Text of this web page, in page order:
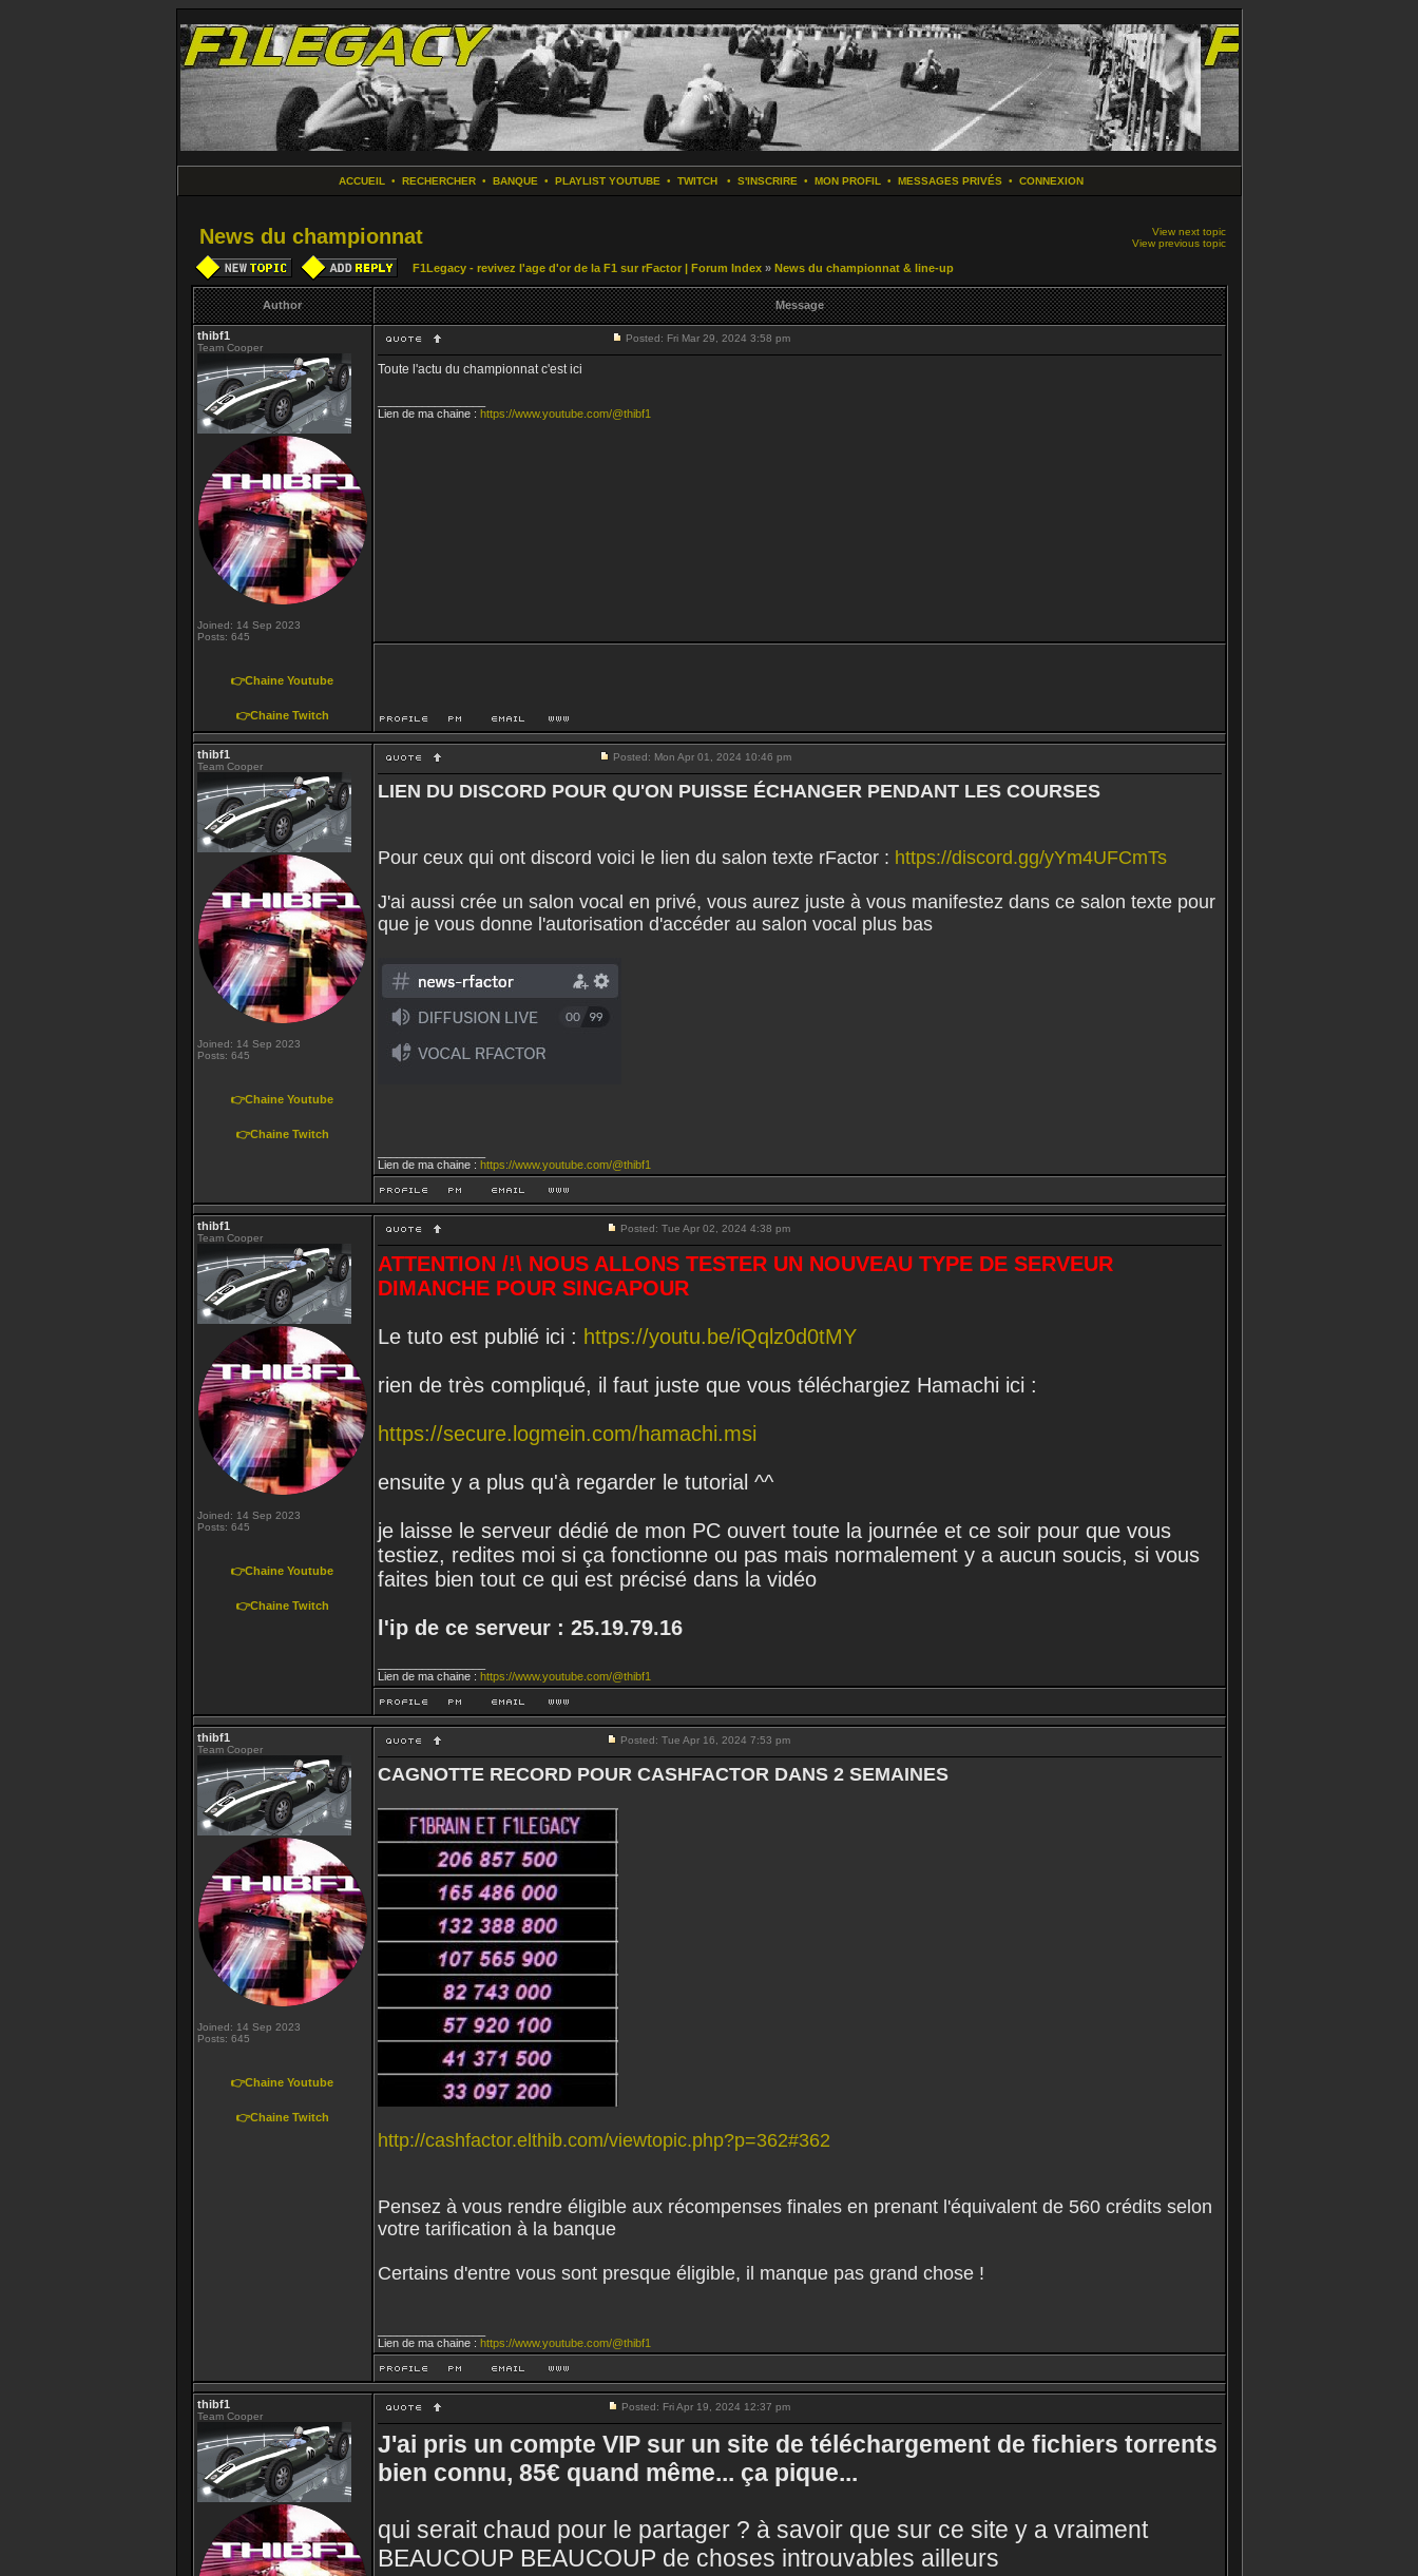
ACCUEIL • RECHERCHER• BANQUE • PLAYLIST YOUTUBE • TWITCH• S'INSCRIRE • MON PROFIL • MESSAGES PRIVÉS• CONNEXION
News du championnat
View next topic
View previous topic
F1Legacy - revivez l'age d'or de la F1 sur rFactor | Forum Index» News du championnat & line-up
Author Message
thibf1
Team Cooper
Joined: 14 Sep 2023
Posts: 645
👉Chaine Youtube
👉Chaine Twitch
Posted: Fri Mar 29, 2024 3:58 pm
Toute l'actu du championnat c'est ici
Lien de ma chaine : https://www.youtube.com/@thibf1
thibf1
Team Cooper
Joined: 14 Sep 2023
Posts: 645
👉Chaine Youtube
👉Chaine Twitch
Posted: Mon Apr 01, 2024 10:46 pm
LIEN DU DISCORD POUR QU'ON PUISSE ÉCHANGER PENDANT LES COURSES
Pour ceux qui ont discord voici le lien du salon texte rFactor : https://discord.gg/yYm4UFCmTs
J'ai aussi crée un salon vocal en privé, vous aurez juste à vous manifestez dans ce salon texte pour
que je vous donne l'autorisation d'accéder au salon vocal plus bas
Lien de ma chaine : https://www.youtube.com/@thibf1
thibf1
Team Cooper
Joined: 14 Sep 2023
Posts: 645
👉Chaine Youtube
👉Chaine Twitch
Posted: Tue Apr 02, 2024 4:38 pm
ATTENTION /!\ NOUS ALLONS TESTER UN NOUVEAU TYPE DE SERVEUR
DIMANCHE POUR SINGAPOUR
Le tuto est publié ici : https://youtu.be/iQqlz0d0tMY
rien de très compliqué, il faut juste que vous téléchargiez Hamachi ici :
https://secure.logmein.com/hamachi.msi
ensuite y a plus qu'à regarder le tutorial ^^
je laisse le serveur dédié de mon PC ouvert toute la journée et ce soir pour que vous
testiez, redites moi si ça fonctionne ou pas mais normalement y a aucun soucis, si vous
faites bien tout ce qui est précisé dans la vidéo
l'ip de ce serveur : 25.19.79.16
Lien de ma chaine : https://www.youtube.com/@thibf1
thibf1
Team Cooper
Joined: 14 Sep 2023
Posts: 645
👉Chaine Youtube
👉Chaine Twitch
Posted: Tue Apr 16, 2024 7:53 pm
CAGNOTTE RECORD POUR CASHFACTOR DANS 2 SEMAINES
http://cashfactor.elthib.com/viewtopic.php?p=362#362
Pensez à vous rendre éligible aux récompenses finales en prenant l'équivalent de 560 crédits selon
votre tarification à la banque
Certains d'entre vous sont presque éligible, il manque pas grand chose !
Lien de ma chaine : https://www.youtube.com/@thibf1
thibf1
Team Cooper
Posted: Fri Apr 19, 2024 12:37 pm
J'ai pris un compte VIP sur un site de téléchargement de fichiers torrents
bien connu, 85€ quand même... ça pique...
qui serait chaud pour le partager ? à savoir que sur ce site y a vraiment
BEAUCOUP BEAUCOUP de choses introuvables ailleurs